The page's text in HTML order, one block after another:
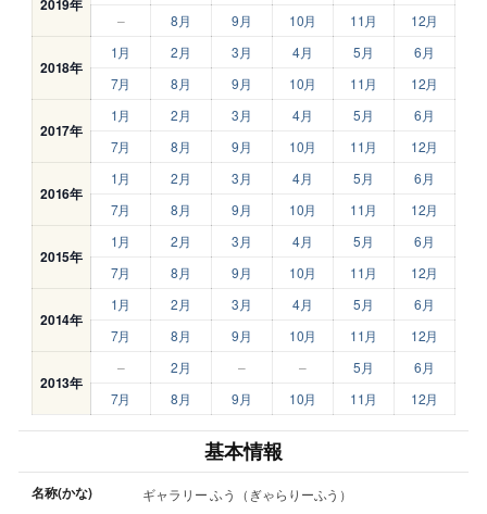
–
8月 9月 10月 11月 12月
2018年
1月 2月 3月 4月 5月
6月
7月
8月 9月 10月 11月 12月
2017年
1月 2月 3月 4月 5月
6月
7月
8月 9月 10月 11月 12月
2016年
1月 2月 3月 4月 5月
6月
7月
8月 9月 10月 11月 12月
2015年
1月 2月 3月 4月 5月
6月
7月
8月 9月 10月 11月 12月
2014年
1月 2月 3月 4月 5月
6月
7月
8月 9月 10月 11月 12月
2013年
– 2月 – – 5月
6月
7月
8月 9月 10月 11月 12月
基本情報
名称(かな) ギャラリー ふう（ぎゃらりーふう）